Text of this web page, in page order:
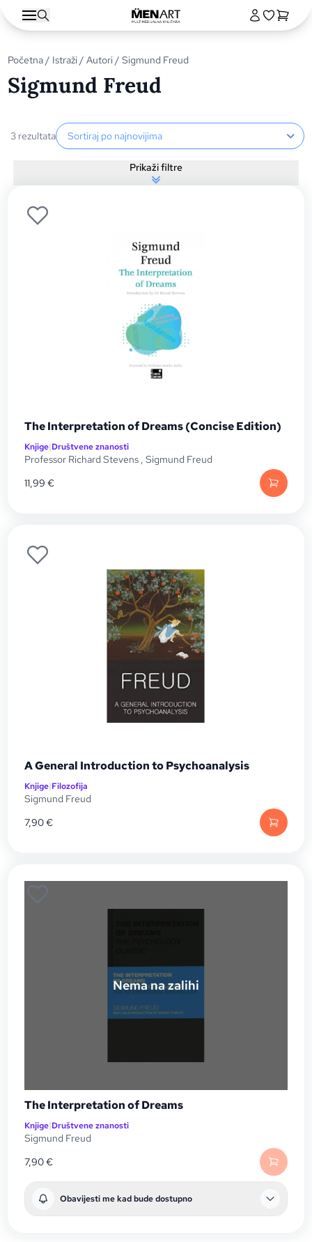
Početna/ Istraži/Autori/ Sigmund Freud
Sigmund Freud
3 rezultataSortiranje proizvoda
Prikaži filtre
The Interpretation of Dreams (Concise Edition)
Knjige|Društvene znanosti
Professor Richard Stevens ,Sigmund Freud
11,99€
A General Introduction to Psychoanalysis
Knjige|Filozofija
Sigmund Freud
7,90€
Nema na zalihi
The Interpretation of Dreams
Knjige|Društvene znanosti
Sigmund Freud
7,90€
Obavijesti me kad bude dostupno